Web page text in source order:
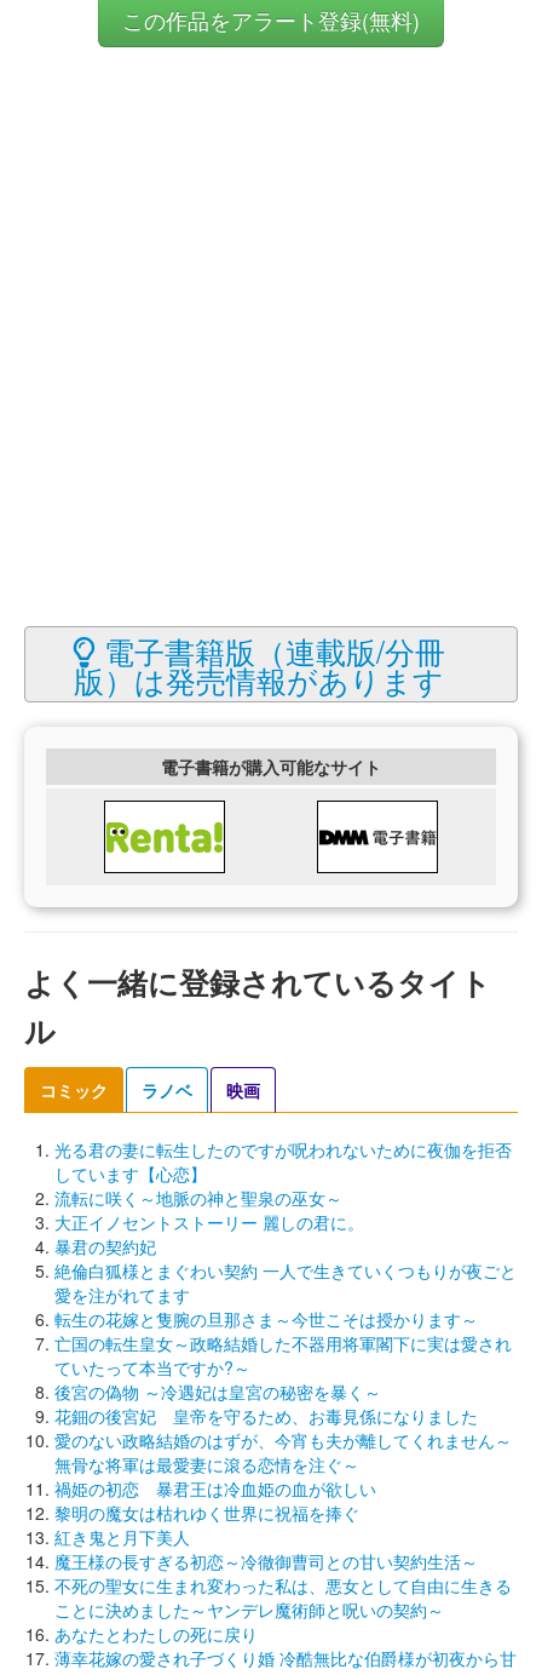
この作品をアラート登録(無料)
電子書籍版（連載版/分冊
版）は発売情報があります
電子書籍が購入可能なサイト
よく一緒に登録されているタイト
ル
コミック ラノベ 映画
光る君の妻に転生したのですが呪われないために夜伽を拒否
しています【心恋】
流転に咲く～地脈の神と聖泉の巫女～
大正イノセントストーリー 麗しの君に。
暴君の契約妃
絶倫白狐様とまぐわい契約 一人で生きていくつもりが夜ごと
愛を注がれてます
転生の花嫁と隻腕の旦那さま～今世こそは授かります～
亡国の転生皇女～政略結婚した不器用将軍閣下に実は愛され
ていたって本当ですか?～
後宮の偽物 ～冷遇妃は皇宮の秘密を暴く～
花鈿の後宮妃 皇帝を守るため、お毒見係になりました
愛のない政略結婚のはずが、今宵も夫が離してくれません～
無骨な将軍は最愛妻に滾る恋情を注ぐ～
禍姫の初恋 暴君王は冷血姫の血が欲しい
黎明の魔女は枯れゆく世界に祝福を捧ぐ
紅き鬼と月下美人
魔王様の長すぎる初恋～冷徹御曹司との甘い契約生活～
不死の聖女に生まれ変わった私は、悪女として自由に生きる
ことに決めました～ヤンデレ魔術師と呪いの契約～
あなたとわたしの死に戻り
薄幸花嫁の愛され子づくり婚 冷酷無比な伯爵様が初夜から甘